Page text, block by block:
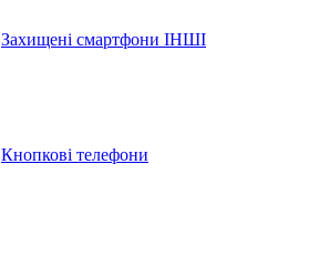
Захищені смартфони ІНШІ
Кнопкові телефони